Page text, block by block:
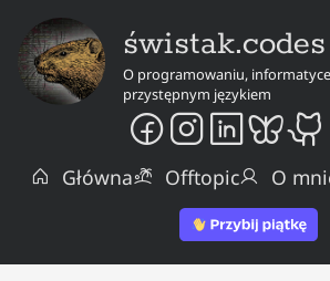
świstak.codes
O programowaniu,
przystępnym językiem
Główna Offtopic O